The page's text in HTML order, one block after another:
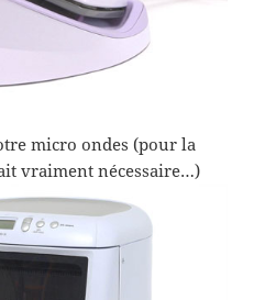
micro ondes (pour la
vraiment nécessaire…)